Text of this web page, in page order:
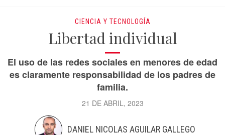
CIENCIA Y TECNOLOGÍA
Libertad individual
El uso de las redes sociales en menores de edad
es claramente responsabilidad de los padres de
familia.
21 DE ABRIL, 2023
DANIEL NICOLAS AGUILAR GALLEGO